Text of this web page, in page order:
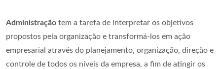
Administração tem a tarefa de interpretar os objetivos
propostos pela organização e transformá-los em ação
empresarial através do planejamento, organização, direção e
controle de todos os níveis da empresa, a fim de atingir os